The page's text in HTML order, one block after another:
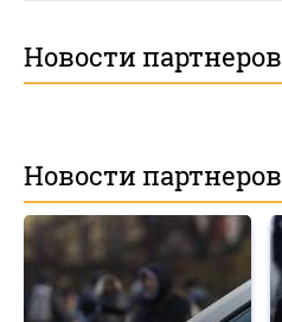
Новости партнеров
Новости партнеров